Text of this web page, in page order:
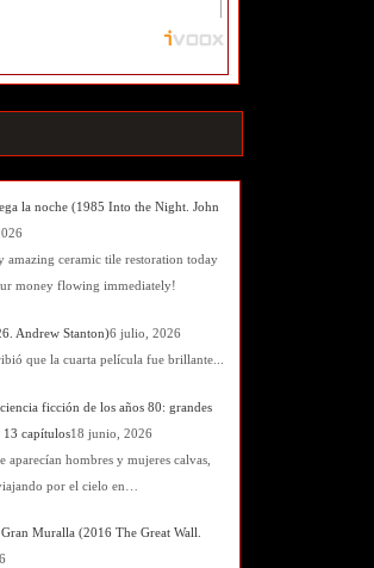
la noche (1985 Into the Night. John
amazing ceramic tile restoration today
money flowing immediately!
Andrew Stanton)6 julio, 2026
que la cuarta película fue brillante...
ficción de los años 80: grandes
13 capítulos18 junio, 2026
aparecían hombres y mujeres calvas,
por el cielo en…
Muralla (2016 The Great Wall.